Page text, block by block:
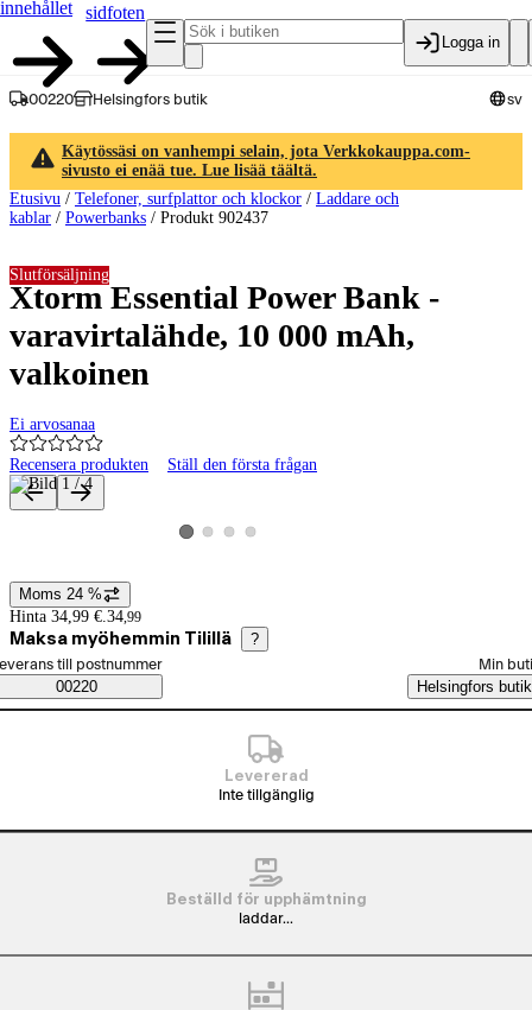
innehållet
sidfoten
Logga in
00220 Helsingfors butik sv
Käytössäsi on vanhempi selain, jota Verkkokauppa.com-
sivusto ei enää tue. Lue lisää täältä.
Etusivu / Telefoner, surfplattor och klockor / Laddare och
kablar / Powerbanks / Produkt 902437
Xtorm Essential Power Bank -
varavirtalähde, 10 000 mAh,
valkoinen
Ei arvosanaa
Recensera produkten Ställ den första frågan
Slutförsäljning
Produktbilder och videor
Visa produktbild 1
Visa produktbild 2
Visa produktbild 3
Visa produktbild 4
Prisinformation
Moms 24 %
Hinta 34,99 €. 34,99
Maksa myöhemmin Tilillä ?
Saatavuustiedot
beställningssätt
till postnummer
00220
Min
Helsingfors butik
Levererad
Inte tillgänglig
Beställd för upphämtning
laddar...